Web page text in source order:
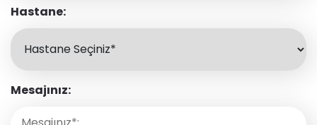
Hastane:
Mesajınız: